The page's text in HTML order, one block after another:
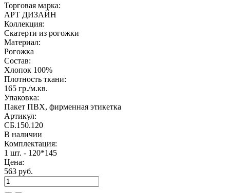
Торговая марка:
АРТ ДИЗАЙН
Коллекция:
Скатерти из рогожки
Материал:
Рогожка
Состав:
Хлопок 100%
Плотность ткани:
165 гр./м.кв.
Упаковка:
Пакет ПВХ, фирменная этикетка
Артикул:
СБ.150.120
В наличии
Комплектация:
1 шт. - 120*145
Цена:
563 руб.